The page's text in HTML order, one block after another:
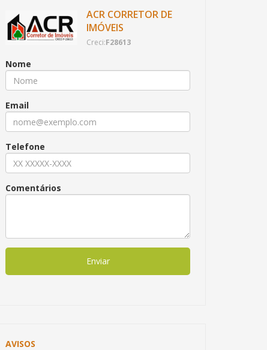
ACR CORRETOR DE
IMÓVEIS
Creci:F28613
Nome
Email
Telefone
Comentários
Enviar
AVISOS